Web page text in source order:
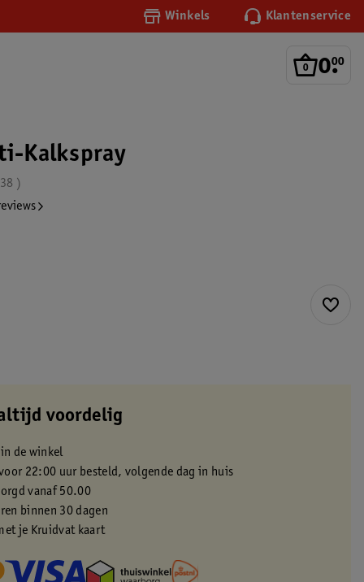
Winkels Klantenservice
0.
00
Kalkspray
voordelig
de winkel
22:00 uur besteld, volgende dag in huis
vanaf 50.00
binnen 30 dagen
je Kruidvat kaart